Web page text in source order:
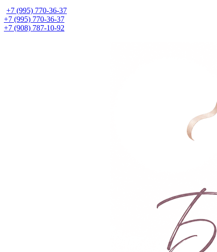
+7 (995) 770-36-37
+7 (995) 770-36-37
+7 (908) 787-10-92